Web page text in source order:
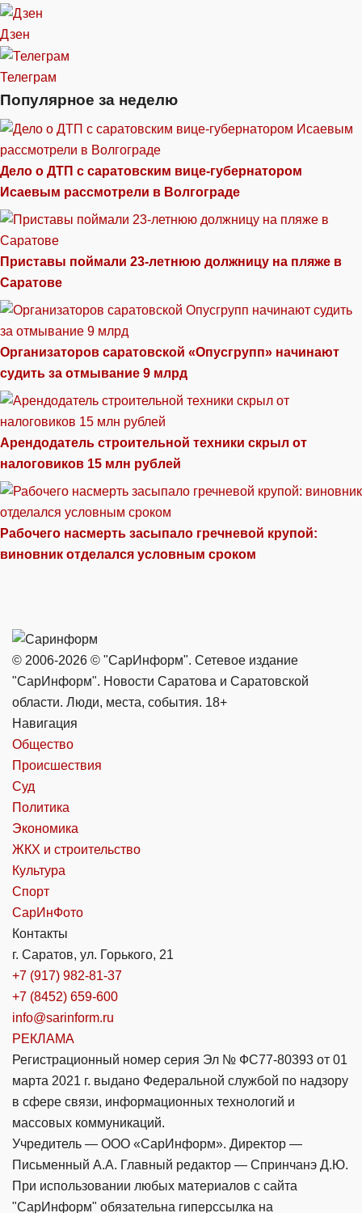
Дзен
Телеграм
Популярное за неделю
Дело о ДТП с саратовским вице-губернатором
Исаевым рассмотрели в Волгограде
Приставы поймали 23-летнюю должницу на пляже в
Саратове
Организаторов саратовской «Опусгрупп» начинают
судить за отмывание 9 млрд
Арендодатель строительной техники скрыл от
налоговиков 15 млн рублей
Рабочего насмерть засыпало гречневой крупой:
виновник отделался условным сроком
© 2006-2026 © "СарИнформ". Сетевое издание
"СарИнформ". Новости Саратова и Саратовской
области. Люди, места, события. 18+
Навигация
Общество
Происшествия
Суд
Политика
Экономика
ЖКХ и строительство
Культура
Спорт
СарИнФото
Контакты
г. Саратов, ул. Горького, 21
+7 (917) 982-81-37
+7 (8452) 659-600
info@sarinform.ru
РЕКЛАМА
Регистрационный номер серия Эл № ФС77-80393 от 01
марта 2021 г. выдано Федеральной службой по надзору
в сфере связи, информационных технологий и
массовых коммуникаций.
Учредитель — ООО «СарИнформ». Директор —
Письменный А.А. Главный редактор — Спринчанэ Д.Ю.
При использовании любых материалов с сайта
"СарИнформ" обязательна гиперссылка на